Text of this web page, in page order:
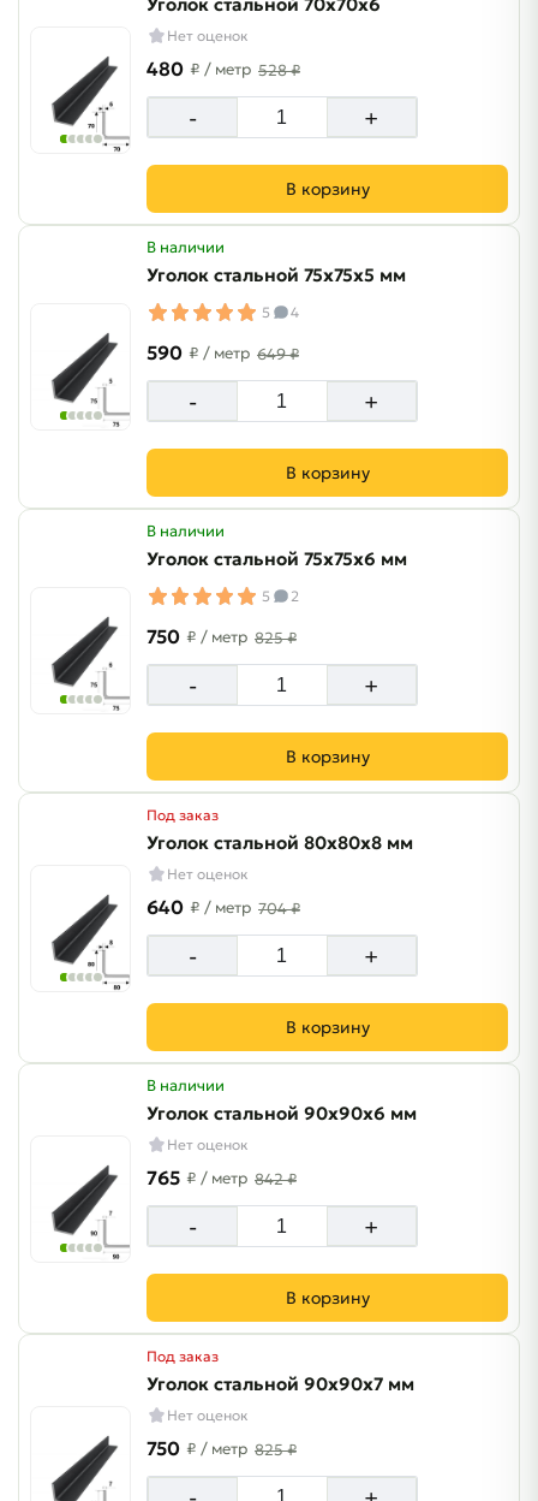
Нет оценок
480 ₽ / метр 528 ₽
- +
В корзину
В наличии
Уголок стальной 75х75х5 мм
5 4
590 ₽ / метр 649 ₽
- +
В корзину
В наличии
Уголок стальной 75х75х6 мм
5 2
750 ₽ / метр 825 ₽
- +
В корзину
Под заказ
Уголок стальной 80х80х8 мм
Нет оценок
640 ₽ / метр 704 ₽
- +
В корзину
В наличии
Уголок стальной 90х90х6 мм
Нет оценок
765 ₽ / метр 842 ₽
- +
В корзину
Под заказ
Уголок стальной 90х90х7 мм
Нет оценок
750 ₽ / метр 825 ₽